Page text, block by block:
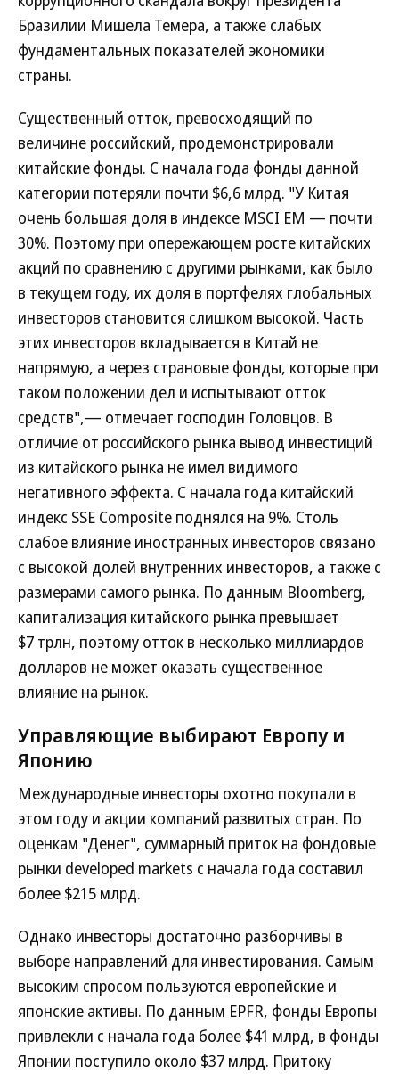
Бразилии Мишела Темера, а также слабых
фундаментальных показателей экономики
страны.
Существенный отток, превосходящий по
величине российский, продемонстрировали
китайские фонды. С начала года фонды данной
категории потеряли почти $6,6 млрд. "У Китая
очень большая доля в индексе MSCI EM — почти
30%. Поэтому при опережающем росте китайских
акций по сравнению с другими рынками, как было
в текущем году, их доля в портфелях глобальных
инвесторов становится слишком высокой. Часть
этих инвесторов вкладывается в Китай не
напрямую, а через страновые фонды, которые при
таком положении дел и испытывают отток
средств",— отмечает господин Головцов. В
отличие от российского рынка вывод инвестиций
из китайского рынка не имел видимого
негативного эффекта. С начала года китайский
индекс SSE Composite поднялся на 9%. Столь
слабое влияние иностранных инвесторов связано
с высокой долей внутренних инвесторов, а также с
размерами самого рынка. По данным Bloomberg,
капитализация китайского рынка превышает
$7 трлн, поэтому отток в несколько миллиардов
долларов не может оказать существенное
влияние на рынок.
Управляющие выбирают Европу и
Японию
Международные инвесторы охотно покупали в
этом году и акции компаний развитых стран. По
оценкам "Денег", суммарный приток на фондовые
рынки developed markets с начала года составил
более $215 млрд.
Однако инвесторы достаточно разборчивы в
выборе направлений для инвестирования. Самым
высоким спросом пользуются европейские и
японские активы. По данным EPFR, фонды Европы
привлекли с начала года более $41 млрд, в фонды
Японии поступило около $37 млрд. Притоку